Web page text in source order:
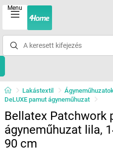
Menu
Lakástextil
DeLUXE pamut ágyneműhuzat
Bellatex Patchwork
ágyneműhuzat lila,
90 cm